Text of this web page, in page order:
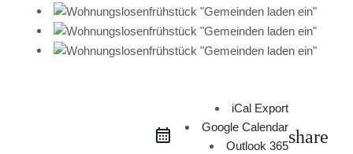
iCal Export
Google Calendar
Outlook 365share